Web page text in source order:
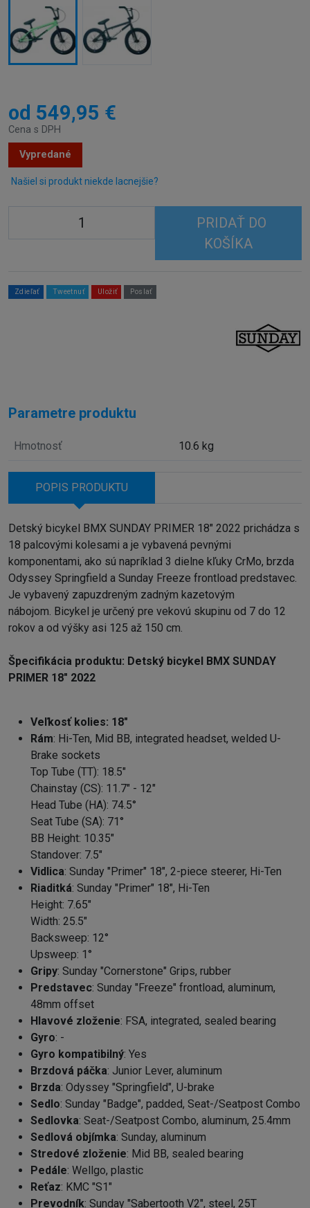
od 549,95 €
Cena s DPH
Vypredané
Našiel si produkt niekde lacnejšie?
PRIDAŤ DO
KOŠÍKA
Zdieľať Tweetnuť Uložiť Poslať
Parametre produktu
Hmotnosť 10.6 kg
POPIS PRODUKTU
Detský bicykel BMX SUNDAY PRIMER 18" 2022 prichádza s
18 palcovými kolesami a je vybavená pevnými
komponentami, ako sú napríklad 3 dielne kľuky CrMo, brzda
Odyssey Springfield a Sunday Freeze frontload predstavec.
Je vybavený zapuzdreným zadným kazetovým
nábojom. Bicykel je určený pre vekovú skupinu od 7 do 12
rokov a od výšky asi 125 až 150 cm.
Špecifikácia produktu: Detský bicykel BMX SUNDAY
PRIMER 18" 2022
Veľkosť kolies: 18"
Rám: Hi-Ten, Mid BB, integrated headset, welded U-
Brake sockets
Top Tube (TT): 18.5"
Chainstay (CS): 11.7" - 12"
Head Tube (HA): 74.5°
Seat Tube (SA): 71°
BB Height: 10.35"
Standover: 7.5"
Vidlica: Sunday "Primer" 18", 2-piece steerer, Hi-Ten
Riaditká: Sunday "Primer" 18", Hi-Ten
Height: 7.65"
Width: 25.5"
Backsweep: 12°
Upsweep: 1°
Gripy: Sunday "Cornerstone" Grips, rubber
Predstavec: Sunday "Freeze" frontload, aluminum,
48mm offset
Hlavové zloženie: FSA, integrated, sealed bearing
Gyro: -
Gyro kompatibilný: Yes
Brzdová páčka: Junior Lever, aluminum
Brzda: Odyssey "Springfield", U-brake
Sedlo: Sunday "Badge", padded, Seat-/Seatpost Combo
Sedlovka: Seat-/Seatpost Combo, aluminum, 25.4mm
Sedlová objímka: Sunday, aluminum
Stredové zloženie: Mid BB, sealed bearing
Pedále: Wellgo, plastic
Reťaz: KMC "S1"
Prevodník: Sunday "Sabertooth V2", steel, 25T